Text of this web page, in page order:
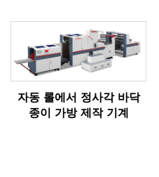
자동 롤에서 정사각 바닥
종이 가방 제작 기계